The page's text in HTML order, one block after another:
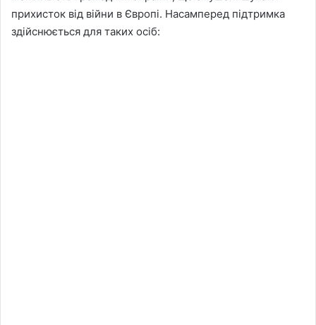
прихисток від війни в Європі. Насамперед підтримка
здійснюється для таких осіб: